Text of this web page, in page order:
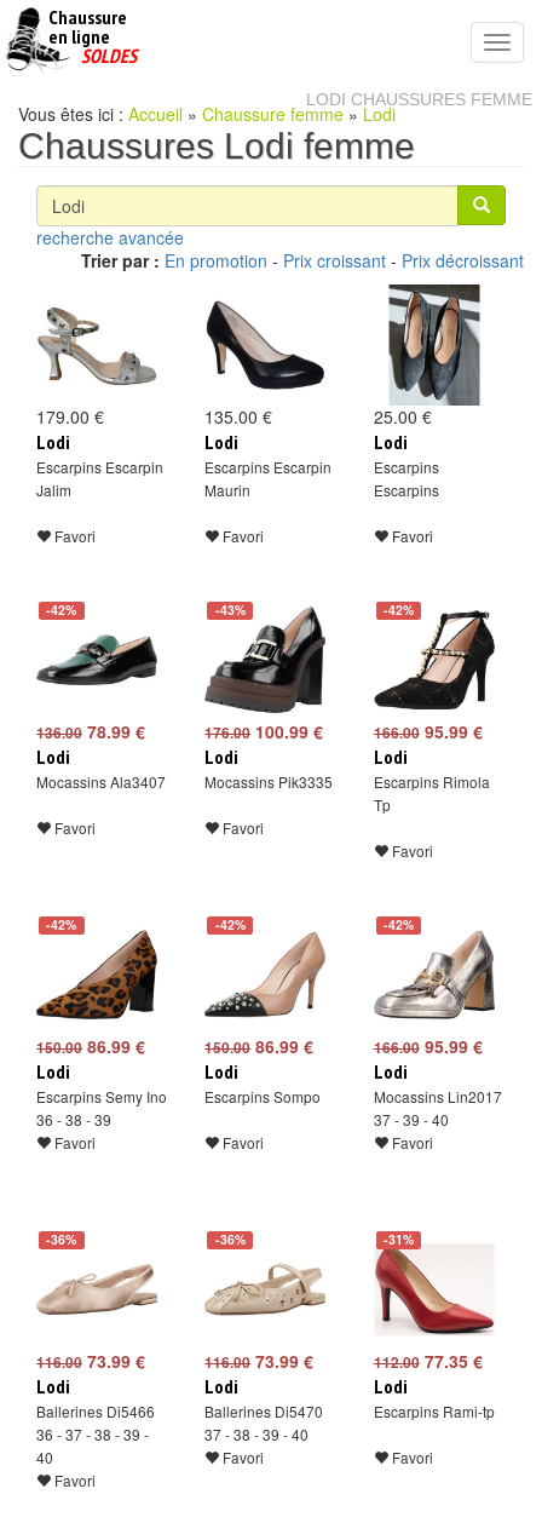
Chaussure
en ligne
pas
SOLDES
LODI CHAUSSURES FEMME
Vous êtes ici : Accueil » Chaussure femme » Lodi
Chaussures Lodi femme
recherche avancée
Trier par : En promotion - Prix croissant - Prix décroissant
179.00 €
Lodi
Escarpins Escarpin
Jalim
Favori
135.00 €
Lodi
Escarpins Escarpin
Maurin
Favori
25.00 €
Lodi
Escarpins
Escarpins
Favori
-42%
136.00 78.99 €
Lodi
Mocassins Ala3407
Favori
-43%
176.00100.99 €
Lodi
Mocassins Pik3335
Favori
-42%
166.0095.99 €
Lodi
Escarpins Rimola
Tp
Favori
-42%
150.00 86.99 €
Lodi
Escarpins Semy Ino
36 - 38 - 39
Favori
-42%
150.0086.99 €
Lodi
Escarpins Sompo
Favori
-42%
166.0095.99 €
Lodi
Mocassins Lin2017
37 - 39 - 40
Favori
-36%
116.00 73.99 €
Lodi
Ballerines Di5466
36 - 37 - 38 - 39 -
40
Favori
-36%
116.0073.99 €
Lodi
Ballerines Di5470
37 - 38 - 39 - 40
Favori
-31%
112.0077.35 €
Lodi
Escarpins Rami-tp
Favori